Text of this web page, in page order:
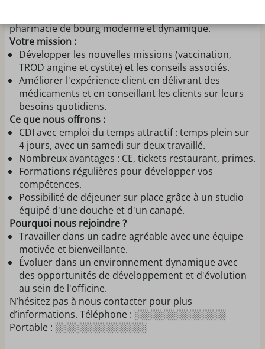
pharmacie de bourg moderne et dynamique.
Votre mission :
Développer les nouvelles missions (vaccination,
TROD angine et cystite) et les conseils associés.
Améliorer l'expérience client en délivrant des
médicaments et en conseillant les clients sur leurs
besoins quotidiens.
Ce que nous offrons :
CDI avec emploi du temps attractif : temps plein sur
4 jours, avec un samedi sur deux travaillé.
Nombreux avantages : CE, tickets restaurant, primes.
Formations régulières pour développer vos
compétences.
Possibilité de déjeuner sur place grâce à un studio
équipé d'une douche et d'un canapé.
Pourquoi nous rejoindre ?
Travailler dans un cadre agréable avec une équipe
motivée et bienveillante.
Évoluer dans un environnement dynamique avec
des opportunités de développement et d'évolution
au sein de l'officine.
N’hésitez pas à nous contacter pour plus
d’informations. Téléphone : ░░░░░░░░░░░░░░
Portable : ░░░░░░░░░░░░░░